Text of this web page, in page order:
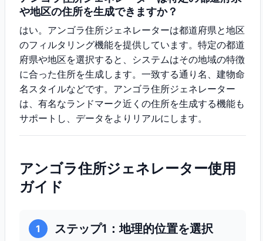
や地区の住所を生成できますか？
はい。アンゴラ住所ジェネレーターは都道府県と地区
のフィルタリング機能を提供しています。特定の都道
府県や地区を選択すると、システムはその地域の特徴
に合った住所を生成します。一致する通り名、建物命
名スタイルなどです。アンゴラ住所ジェネレーター
は、有名なランドマーク近くの住所を生成する機能も
サポートし、データをよりリアルにします。
アンゴラ住所ジェネレーター使用
ガイド
1 ステップ1：地理的位置を選択